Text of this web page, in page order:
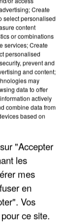
REFUGES
Create
select personalised
content
or combinations
services; Create
personalised
prevent and
and content;
may
data to offer
actively
combine data from
based on
"Accepter
les
mes
en
Vos
ce site.